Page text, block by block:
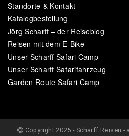
Standorte & Kontakt
Katalogbestellung
Jörg Scharff – der Reiseblog
Reisen mit dem E-Bike
Unser Scharff Safari Camp
Unser Scharff Safarifahrzeug
Garden Route Safari Camp
Copyright 2025 - Scharff Reisen